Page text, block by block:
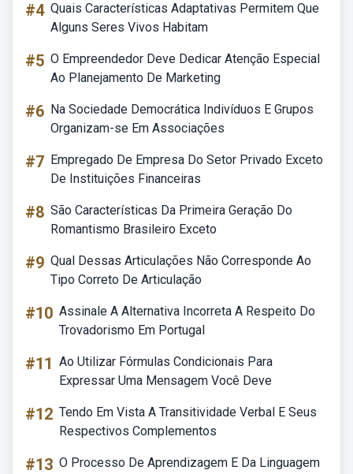
#4 Quais Características Adaptativas Permitem Que
Alguns Seres Vivos Habitam
#5 O Empreendedor Deve Dedicar Atenção Especial
Ao Planejamento De Marketing
#6 Na Sociedade Democrática Indivíduos E Grupos
Organizam-se Em Associações
#7 Empregado De Empresa Do Setor Privado Exceto
De Instituições Financeiras
#8 São Características Da Primeira Geração Do
Romantismo Brasileiro Exceto
#9 Qual Dessas Articulações Não Corresponde Ao
Tipo Correto De Articulação
#10 Assinale A Alternativa Incorreta A Respeito Do
Trovadorismo Em Portugal
#11 Ao Utilizar Fórmulas Condicionais Para
Expressar Uma Mensagem Você Deve
#12 Tendo Em Vista A Transitividade Verbal E Seus
Respectivos Complementos
#13 O Processo De Aprendizagem E Da Linguagem